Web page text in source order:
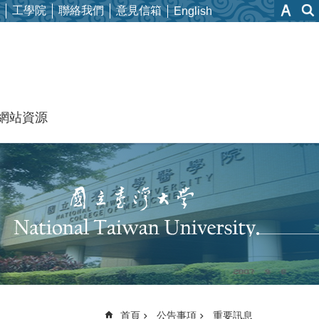
工學院 聯絡我們 意見信箱 English
站資源
首頁 公告事項 重要訊息